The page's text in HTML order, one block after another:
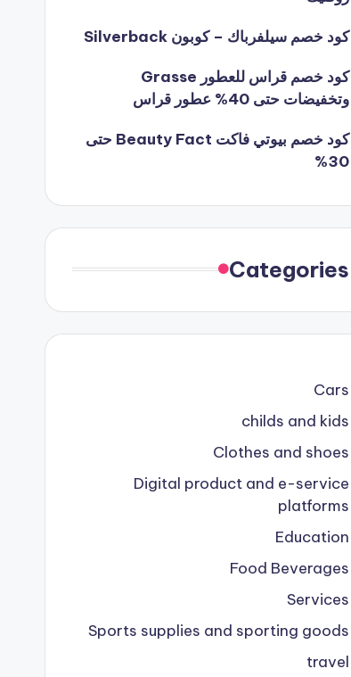
كود خصم سيلفرباك – كوبون Silverback
كود خصم قراس للعطور Grasse
وتخفيضات حتى 40% عطور قراس
كود خصم بيوتي فاكت Beauty Fact حتى
30%
Categories
Cars
childs and kids
Clothes and shoes
Digital product and e-service
platforms
Education
Food Beverages
Services
Sports supplies and sporting goods
travel